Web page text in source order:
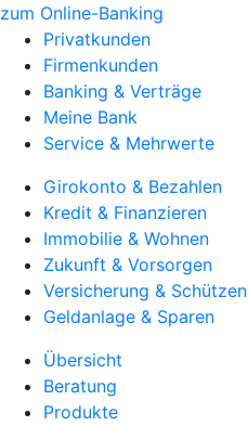
zum Online-Banking
Privatkunden
Firmenkunden
Banking & Verträge
Meine Bank
Service & Mehrwerte
Girokonto & Bezahlen
Kredit & Finanzieren
Immobilie & Wohnen
Zukunft & Vorsorgen
Versicherung & Schützen
Geldanlage & Sparen
Übersicht
Beratung
Produkte